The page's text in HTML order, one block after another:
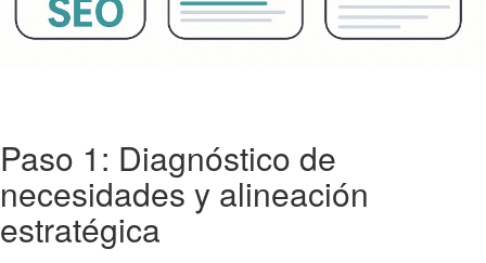
Paso 1: Diagnóstico de
necesidades y alineación
estratégica